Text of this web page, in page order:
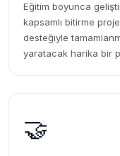
Eğitim boyunca
kapsamlı bitirme
desteğiyle
yaratacak harika bir
🤝